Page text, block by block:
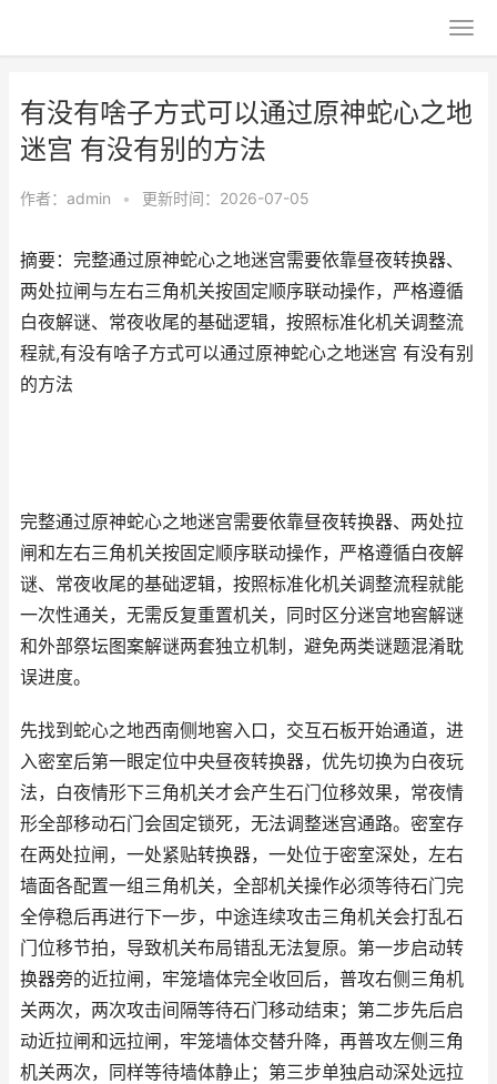
有没有啥子方式可以通过原神蛇心之地
迷宫 有没有别的方法
作者： admin • 更新时间：2026-07-05
摘要：完整通过原神蛇心之地迷宫需要依靠昼夜转换器、
两处拉闸与左右三角机关按固定顺序联动操作，严格遵循
白夜解谜、常夜收尾的基础逻辑，按照标准化机关调整流
程就,有没有啥子方式可以通过原神蛇心之地迷宫 有没有别
的方法
完整通过原神蛇心之地迷宫需要依靠昼夜转换器、两处拉
闸和左右三角机关按固定顺序联动操作，严格遵循白夜解
谜、常夜收尾的基础逻辑，按照标准化机关调整流程就能
一次性通关，无需反复重置机关，同时区分迷宫地窖解谜
和外部祭坛图案解谜两套独立机制，避免两类谜题混淆耽
误进度。
先找到蛇心之地西南侧地窖入口，交互石板开始通道，进
入密室后第一眼定位中央昼夜转换器，优先切换为白夜玩
法，白夜情形下三角机关才会产生石门位移效果，常夜情
形全部移动石门会固定锁死，无法调整迷宫通路。密室存
在两处拉闸，一处紧贴转换器，一处位于密室深处，左右
墙面各配置一组三角机关，全部机关操作必须等待石门完
全停稳后再进行下一步，中途连续攻击三角机关会打乱石
门位移节拍，导致机关布局错乱无法复原。第一步启动转
换器旁的近拉闸，牢笼墙体完全收回后，普攻右侧三角机
关两次，两次攻击间隔等待石门移动结束；第二步先后启
动近拉闸和远拉闸，牢笼墙体交替升降，再普攻左侧三角
机关两次，同样等待墙体静止；第三步单独启动深处远拉